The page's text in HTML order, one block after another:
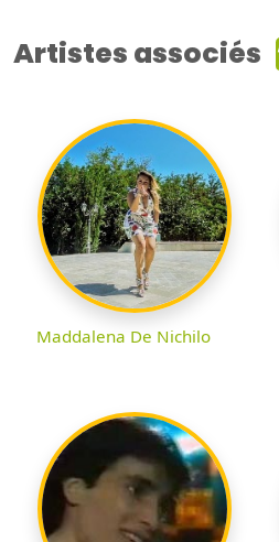
Artistes associés
Maddalena De Nichilo